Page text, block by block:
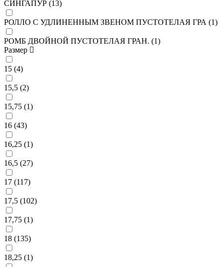
СИНГАПУР (13)
РОЛЛО С УДЛИНЕННЫМ ЗВЕНОМ ПУСТОТЕЛАЯ ГРА (1)
РОМБ ДВОЙНОЙ ПУСТОТЕЛАЯ ГРАН. (1)
Размер
15 (4)
15,5 (2)
15,75 (1)
16 (43)
16,25 (1)
16,5 (27)
17 (117)
17,5 (102)
17,75 (1)
18 (135)
18,25 (1)